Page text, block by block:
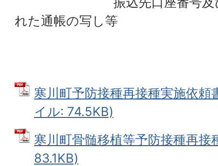
れた通帳の写し等
寒川町予防接種再接種実施依頼
イル: 74.5KB)
寒川町骨髄移植等予防接種再接
83.1KB)